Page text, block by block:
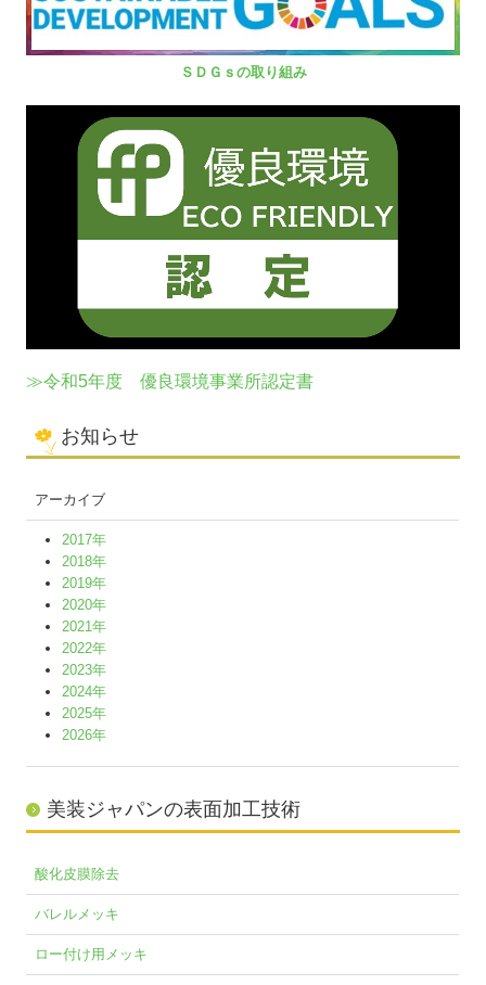
ＳＤＧｓの取り組み
≫令和5年度 優良環境事業所認定書
お知らせ
アーカイブ
2017年
2018年
2019年
2020年
2021年
2022年
2023年
2024年
2025年
2026年
美装ジャパンの表面加工技術
酸化皮膜除去
バレルメッキ
ロー付け用メッキ